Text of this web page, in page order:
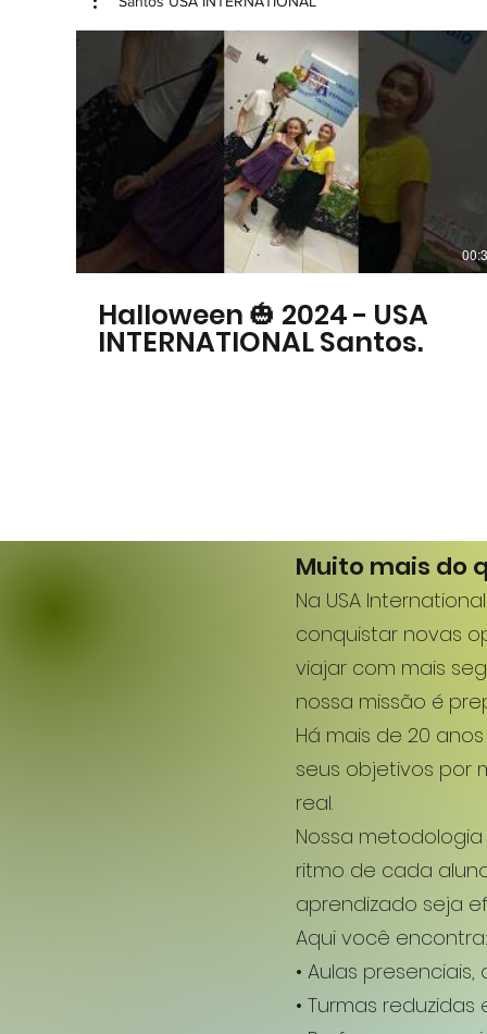
Halloween 🎃 2024 - USA
INTERNATIONAL Santos.
Muito mais do
Na USA
conquistar novas
viajar com mais
nossa missão é
Há mais de 20
seus objetivos por
real.
Nossa
ritmo de cada
aprendizado seja
Aqui você encontra:
• Aulas
• Turmas